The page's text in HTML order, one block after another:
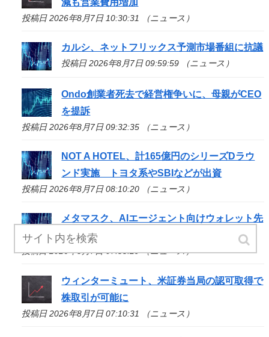
減も営業費用増加
投稿日 2026年8月7日 10:30:31 （ニュース）
カルシ、ネットフリックス予測市場番組に抗議
投稿日 2026年8月7日 09:59:59 （ニュース）
Ondo創業者死去で経営権争いに、母親がCEO
を提訴
投稿日 2026年8月7日 09:32:35 （ニュース）
NOT A HOTEL、計165億円のシリーズDラウ
ンド実施 トヨタ系やSBIなどが出資
投稿日 2026年8月7日 08:10:20 （ニュース）
メタマスク、AIエージェント向けウォレット先
行公開
投稿日 2026年8月7日 07:55:29 （ニュース）
ウィンターミュート、米証券当局の認可取得で
株取引が可能に
投稿日 2026年8月7日 07:10:31 （ニュース）